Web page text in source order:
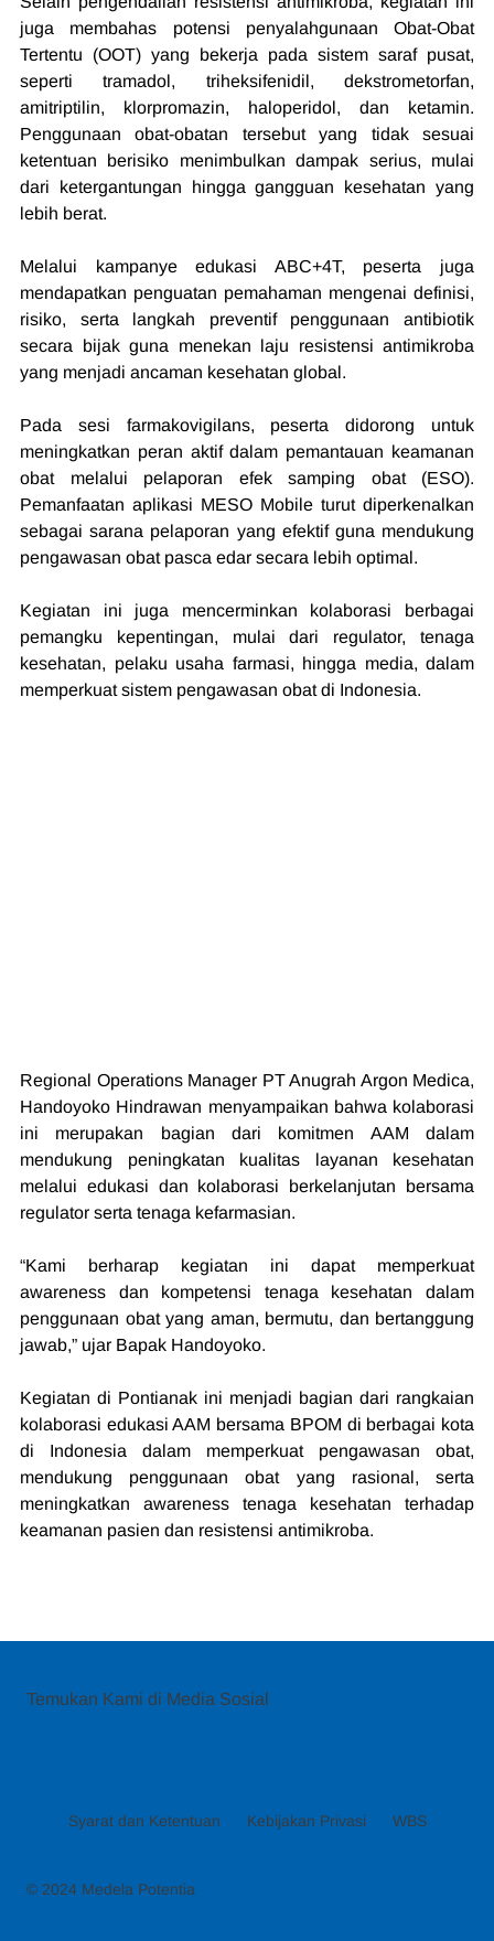
juga membahas potensi penyalahgunaan Obat-Obat
Tertentu (OOT) yang bekerja pada sistem saraf pusat,
seperti tramadol, triheksifenidil, dekstrometorfan,
amitriptilin, klorpromazin, haloperidol, dan ketamin.
Penggunaan obat-obatan tersebut yang tidak sesuai
ketentuan berisiko menimbulkan dampak serius, mulai
dari ketergantungan hingga gangguan kesehatan yang
lebih berat.
Melalui kampanye edukasi ABC+4T, peserta juga
mendapatkan penguatan pemahaman mengenai definisi,
risiko, serta langkah preventif penggunaan antibiotik
secara bijak guna menekan laju resistensi antimikroba
yang menjadi ancaman kesehatan global.
Pada sesi farmakovigilans, peserta didorong untuk
meningkatkan peran aktif dalam pemantauan keamanan
obat melalui pelaporan efek samping obat (ESO).
Pemanfaatan aplikasi MESO Mobile turut diperkenalkan
sebagai sarana pelaporan yang efektif guna mendukung
pengawasan obat pasca edar secara lebih optimal.
Kegiatan ini juga mencerminkan kolaborasi berbagai
pemangku kepentingan, mulai dari regulator, tenaga
kesehatan, pelaku usaha farmasi, hingga media, dalam
memperkuat sistem pengawasan obat di Indonesia.
Regional Operations Manager PT Anugrah Argon Medica,
Handoyoko Hindrawan menyampaikan bahwa kolaborasi
ini merupakan bagian dari komitmen AAM dalam
mendukung peningkatan kualitas layanan kesehatan
melalui edukasi dan kolaborasi berkelanjutan bersama
regulator serta tenaga kefarmasian.
“Kami berharap kegiatan ini dapat memperkuat
awareness dan kompetensi tenaga kesehatan dalam
penggunaan obat yang aman, bermutu, dan bertanggung
jawab,” ujar Bapak Handoyoko.
Kegiatan di Pontianak ini menjadi bagian dari rangkaian
kolaborasi edukasi AAM bersama BPOM di berbagai kota
di Indonesia dalam memperkuat pengawasan obat,
mendukung penggunaan obat yang rasional, serta
meningkatkan awareness tenaga kesehatan terhadap
keamanan pasien dan resistensi antimikroba.
© 2024 Medela Potentia
Syarat dan Ketentuan Kebijakan Privasi WBS
Temukan Kami di Media Sosial